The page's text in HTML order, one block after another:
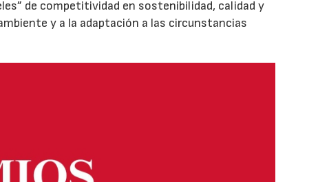
de competitividad en sostenibilidad, calidad y
y a la adaptación a las circunstancias